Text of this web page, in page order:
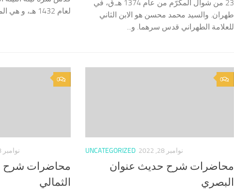
لعام 1432 هـ، و هي المصادفة...
23 من شوال ‌المكرّم من عام 1374 هـ.ق، في
طهران. والسيد محمد محسن هو الابن الثاني
للعلامة الطهراني قدس سرهما. و...
0
نوامبر 28, 2022
محاضرات شرح
الثمالي
0
UNCATEGORIZED نوامبر 28, 2022
محاضرات شرح حديث عنوان
البصري